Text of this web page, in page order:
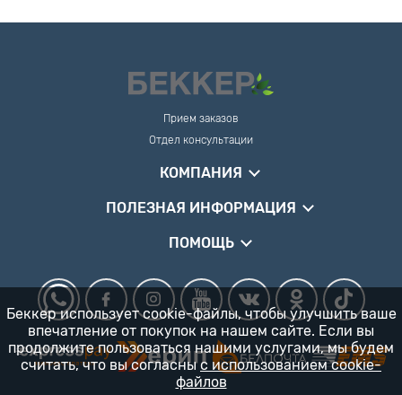
Прием заказов
Отдел консультации
КОМПАНИЯ
ПОЛЕЗНАЯ ИНФОРМАЦИЯ
ПОМОЩЬ
Беккер использует cookie-файлы, чтобы улучшить ваше
впечатление от покупок на нашем сайте. Если вы
продолжите пользоваться нашими услугами, мы будем
считать, что вы согласны с использованием cookie-
файлов